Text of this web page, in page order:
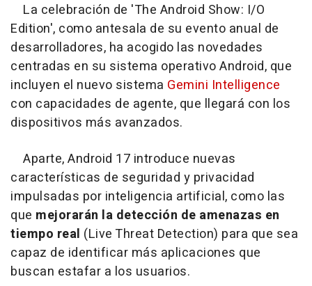
La celebración de 'The Android Show: I/O
Edition', como antesala de su evento anual de
desarrolladores, ha acogido las novedades
centradas en su sistema operativo Android, que
incluyen el nuevo sistema Gemini Intelligence
con capacidades de agente, que llegará con los
dispositivos más avanzados.
Aparte, Android 17 introduce nuevas
características de seguridad y privacidad
impulsadas por inteligencia artificial, como las
que mejorarán la detección de amenazas en
tiempo real (Live Threat Detection) para que sea
capaz de identificar más aplicaciones que
buscan estafar a los usuarios.